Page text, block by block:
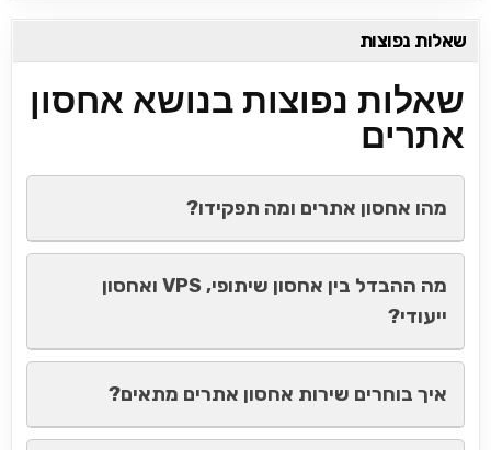
שאלות נפוצות
שאלות נפוצות בנושא אחסון
אתרים
מהו אחסון אתרים ומה תפקידו?
מה ההבדל בין אחסון שיתופי, VPS ואחסון
ייעודי?
איך בוחרים שירות אחסון אתרים מתאים?